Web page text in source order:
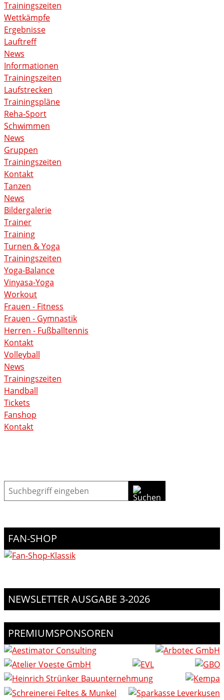
Trainingszeiten
Wettkämpfe
Ergebnisse
Lauftreff
News
Informationen
Trainingszeiten
Laufstrecken
Trainingspläne
Reha-Sport
Schwimmen
News
Gruppen
Trainingszeiten
Kontakt
Tanzen
News
Bildergalerie
Trainer
Training
Turnen & Yoga
Trainingszeiten
Yoga-Balance
Vinyasa-Yoga
Workout
Frauen - Fitness
Frauen - Gymnastik
Herren - Fußballtennis
Kontakt
Volleyball
News
Trainingszeiten
Handball
Tickets
Fanshop
Kontakt
Suche
FAN-SHOP
NEWSLETTER AUSGABE 3-2026
PREMIUMSPONSOREN